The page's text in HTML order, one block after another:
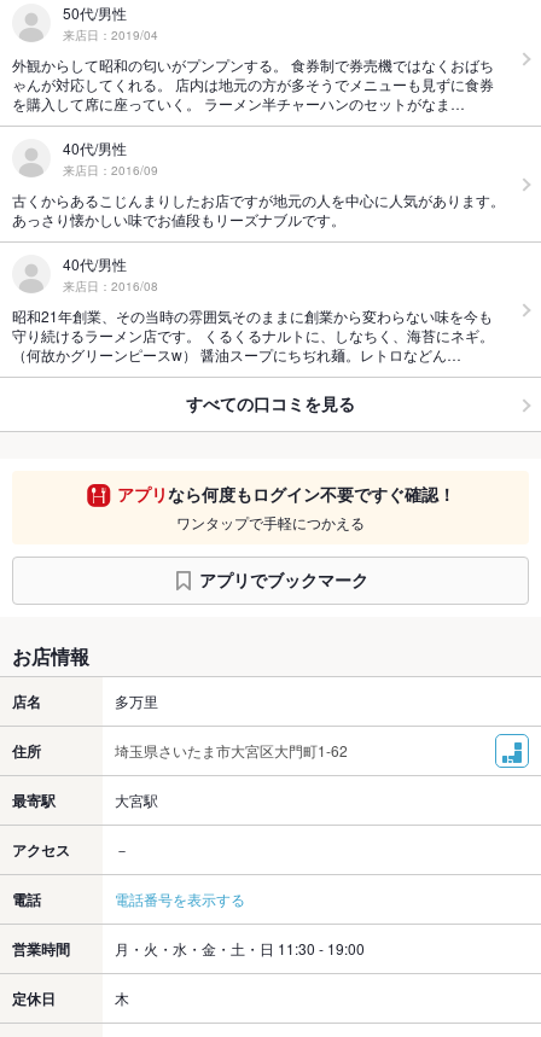
50代/男性
来店日：2019/04
外観からして昭和の匂いがプンプンする。 食券制で券売機ではなくおばち
ゃんが対応してくれる。 店内は地元の方が多そうでメニューも見ずに食券
を購入して席に座っていく。 ラーメン半チャーハンのセットがなま…
40代/男性
来店日：2016/09
古くからあるこじんまりしたお店ですが地元の人を中心に人気があります。
あっさり懐かしい味でお値段もリーズナブルです。
40代/男性
来店日：2016/08
昭和21年創業、その当時の雰囲気そのままに創業から変わらない味を今も
守り続けるラーメン店です。 くるくるナルトに、しなちく、海苔にネギ。
（何故かグリーンピースw） 醤油スープにちぢれ麺。レトロなどん…
すべての口コミを見る
アプリなら何度もログイン不要ですぐ確認！
ワンタップで手軽につかえる
アプリでブックマーク
お店情報
店名 多万里
住所 埼玉県さいたま市大宮区大門町1-62
最寄駅 大宮駅
アクセス －
電話 電話番号を表示する
営業時間 月・火・水・金・土・日 11:30 - 19:00
定休日 木